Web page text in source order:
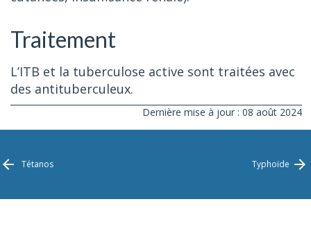
Traitement
L’ITB et la tuberculose active sont traitées avec
des antituberculeux.
Dernière mise à jour : 08 août 2024
Tétanos Typhoïde